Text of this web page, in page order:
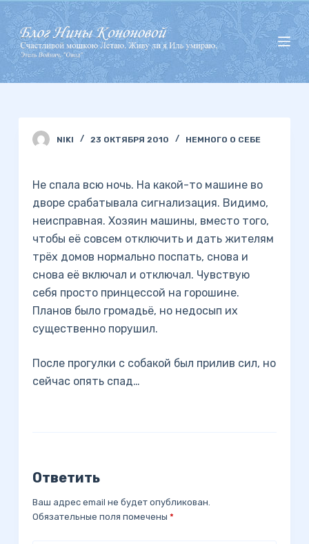
П
е
р
е
й
NIKI 23 ОКТЯБРЯ 2010 НЕМНОГО О СЕБЕ
Не спала всю ночь. На какой-то машине во
дворе срабатывала сигнализация. Видимо,
неисправная. Хозяин машины, вместо того,
чтобы её совсем отключить и дать жителям
трёх домов нормально поспать, снова и
снова её включал и отключал. Чувствую
себя просто принцессой на горошине.
Планов было громадьё, но недосып их
существенно порушил.
После прогулки с собакой был прилив сил, но
сейчас опять спад…
Ответить
Ваш адрес email не будет опубликован.
Обязательные поля помечены *